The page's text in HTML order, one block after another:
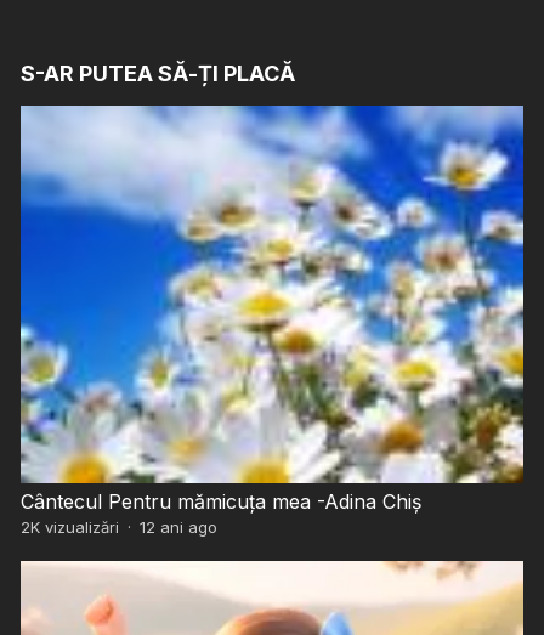
S-AR PUTEA SĂ-ȚI PLACĂ
Cântecul Pentru mămicuța mea -Adina Chiș
2Kvizualizări · 12 ani ago